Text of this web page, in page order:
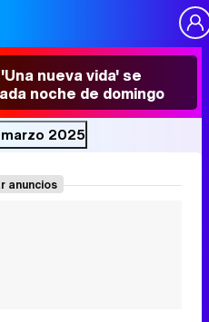
nueva vida' se
noche de domingo
2025
anuncios